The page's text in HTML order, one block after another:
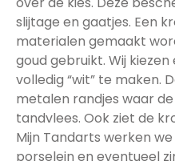
slijtage en gaatjes. Een
materialen gemaakt
goud gebruikt. Wij
volledig “wit” te maken.
metalen randjes waar
tandvlees. Ook ziet de
Mijn Tandarts werken
porselein en eventueel